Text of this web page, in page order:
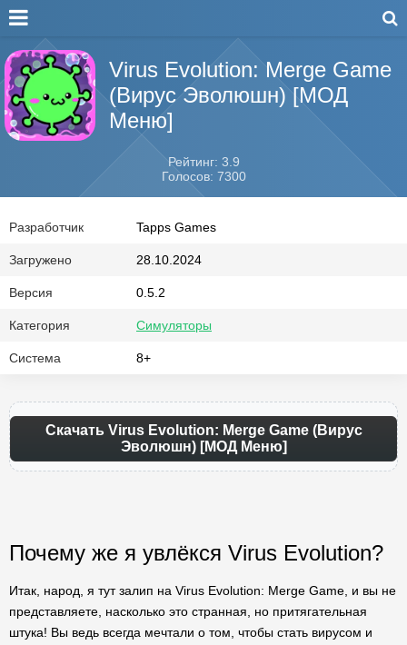
Virus Evolution: Merge Game
(Вирус Эволюшн) [МОД
Меню]
Рейтинг: 3.9
Голосов: 7300
Разработчик Tapps Games
Загружено 28.10.2024
Версия 0.5.2
Категория Симуляторы
Система 8+
Скачать Virus Evolution: Merge Game (Вирус
Эволюшн) [МОД Меню]
Почему же я увлёкся Virus Evolution?
Итак, народ, я тут залип на Virus Evolution: Merge Game, и вы не
представляете, насколько это странная, но притягательная
штука! Вы ведь всегда мечтали о том, чтобы стать вирусом и